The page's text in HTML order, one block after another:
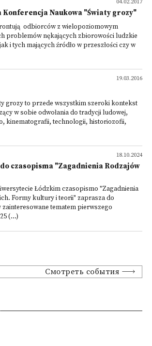
04.02.2017
Konferencja Naukowa "Światy grozy"
odbiorców z wielopoziomowym
problemów nękających zbiorowości ludzkie
i tych mających źródło w przeszłości czy w
19.03.2016
grozy to przede wszystkim szeroki kontekst
w sobie odwołania do tradycji ludowej,
kinematografii, technologii, historiozofii,
18.10.2024
czasopisma "Zagadnienia Rodzajów
Łódzkim czasopismo "Zagadnienia
Formy kultury i teorii" zaprasza do
tematem pierwszego
(...)
Смотреть события